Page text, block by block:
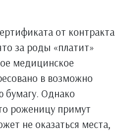
от контракта
за роды «платит»
медицинское
в возможно
бумагу. Однако
роженицу примут
не оказаться места,